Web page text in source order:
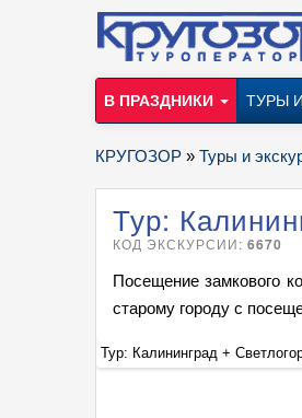
В ПРАЗДНИКИ ТУРЫ
КРУГОЗОР » Туры и
Тур:
КОД ЭКСКУРСИИ:6670
Посещение замкового
старому городу с
Тур: Калининград +